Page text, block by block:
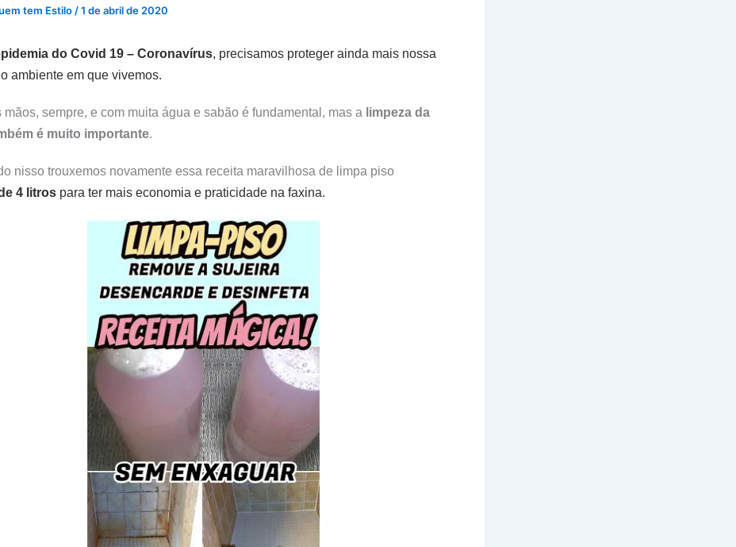
tem Estilo /1 de abril de 2020
do Covid 19 – Coronavírus, precisamos proteger ainda mais nossa
ambiente em que vivemos.
mãos, sempre, e com muita água e sabão é fundamental, mas a limpeza da
é muito importante.
nisso trouxemos novamente essa receita maravilhosa de limpa piso
4 litros para ter mais economia e praticidade na faxina.